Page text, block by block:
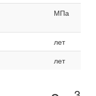
МПа
лет
лет